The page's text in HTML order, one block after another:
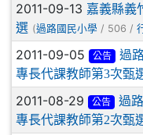
2011-09-13 嘉義縣義
選 (過路國民小學 / 506 /
2011-09-05 公告
過
專長代課教師第3次甄
2011-08-29 公告
過
專長代課教師第2次甄